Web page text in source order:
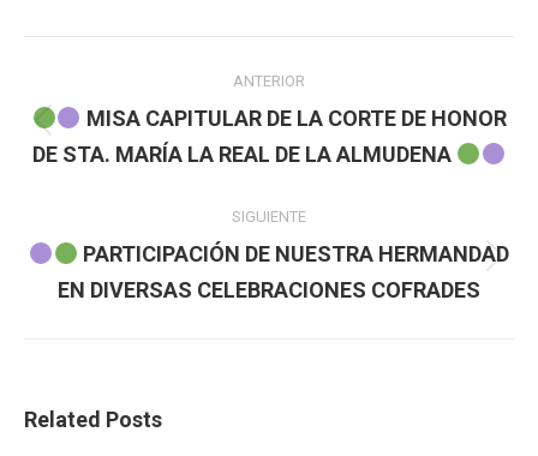
entre
publicaciones
ANTERIOR
anterior:
MISA CAPITULAR DE LA CORTE DE HONOR
DE STA. MARÍA LA REAL DE LA ALMUDENA
SIGUIENTE
siguiente:
PARTICIPACIÓN DE NUESTRA HERMANDAD
EN DIVERSAS CELEBRACIONES COFRADES
Related Posts